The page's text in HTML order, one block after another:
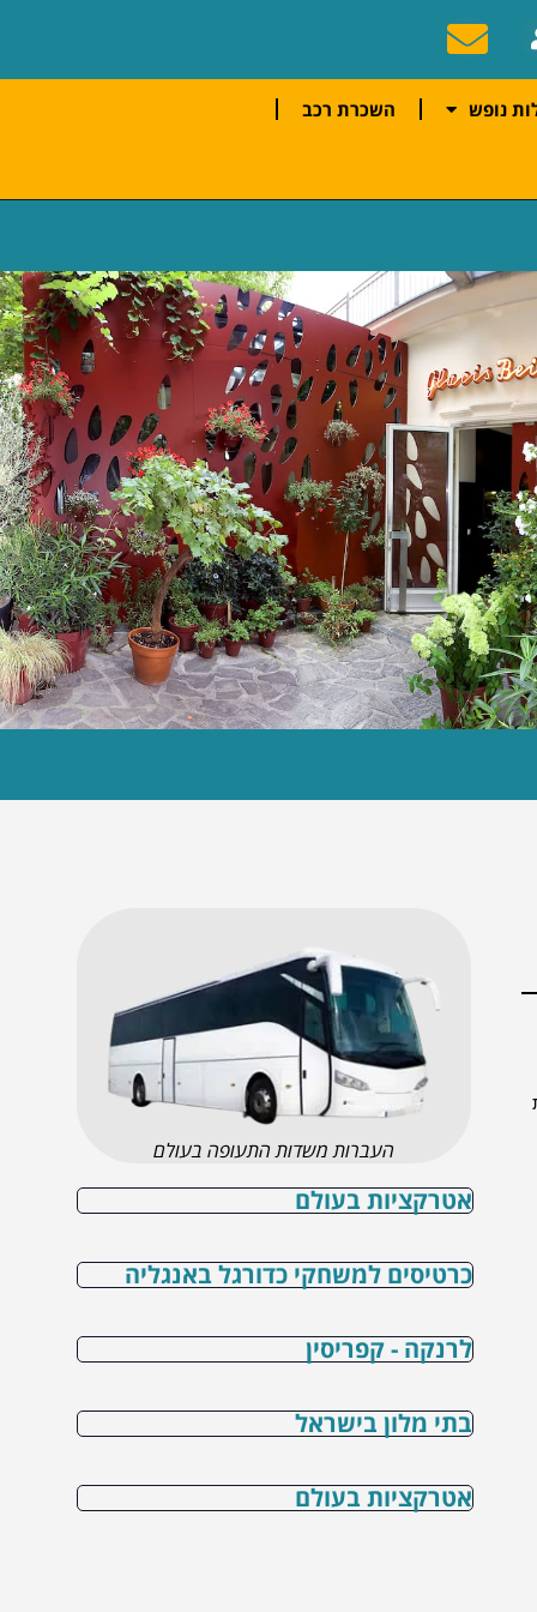
נופש השכרת רכב
העברות משדות התעופה בעולם
אטרקציות בעולם
כרטיסים למשחקי כדורגל באנגליה
לרנקה - קפריסין
בתי מלון בישראל
אטרקציות בעולם